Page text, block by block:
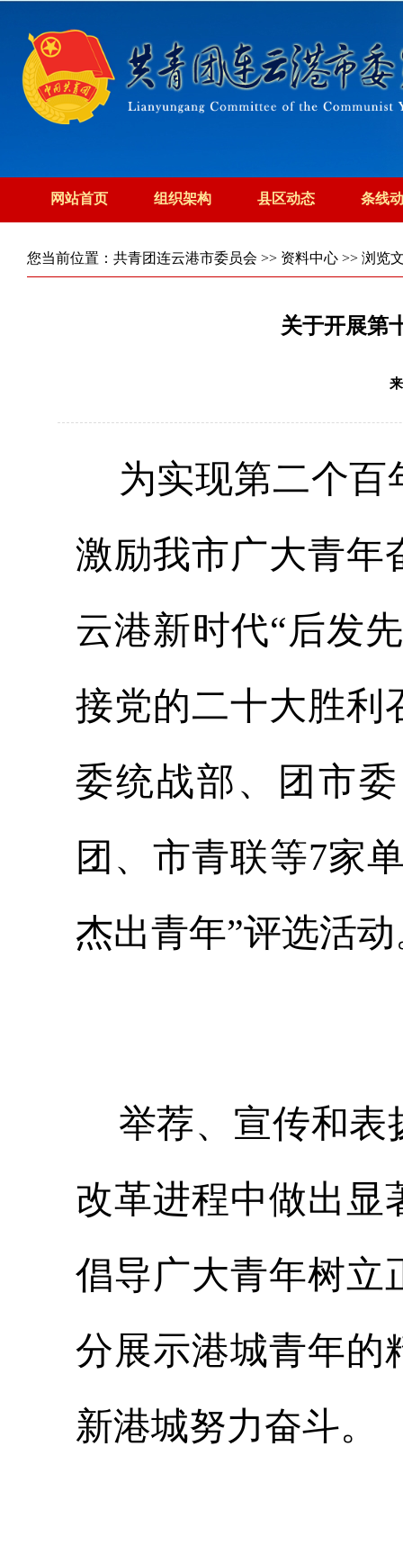
网站首页 组织架构 县区动态 条线
您当前位置： 共青团连云港市委员会 >> 资料中心 >> 浏览
关于开展第
为实现第二个百
激励我市广大青年
云港新时代“后发
接党的二十大胜利
委统战部、团市
团、市青联等7家
杰出青年”评选活
举荐、宣传和表
改革进程中做出显
倡导广大青年树立
分展示港城青年的
新港城努力奋斗。